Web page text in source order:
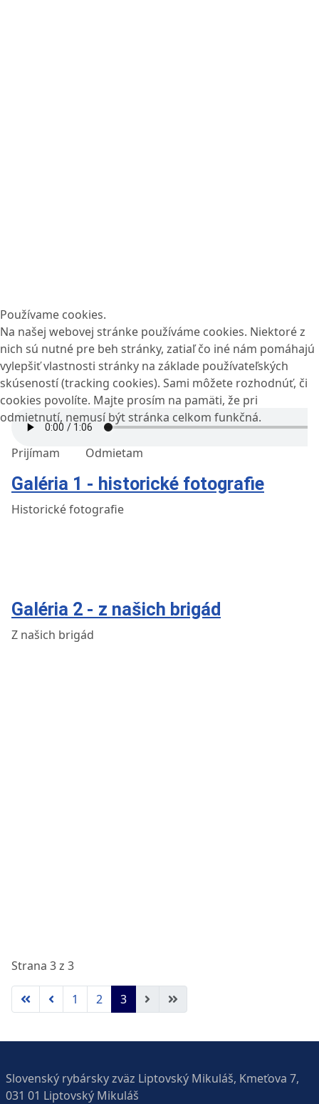
Galéria 1 - historické fotografie
Historické fotografie
Galéria 2 - z našich brigád
Z našich brigád
Strana 3 z 3
1 2 3
Slovenský rybársky zväz Liptovský Mikuláš, Kmeťova 7,
031 01 Liptovský Mikuláš
Používame cookies.
Na našej webovej stránke používáme cookies. Niektoré z
nich sú nutné pre beh stránky, zatiaľ čo iné nám pomáhajú
vylepšiť vlastnosti stránky na základe používateľských
skúseností (tracking cookies). Sami môžete rozhodnúť, či
cookies povolíte. Majte prosím na pamäti, že pri
odmietnutí, nemusí být stránka celkom funkčná.
Prijímam Odmietam